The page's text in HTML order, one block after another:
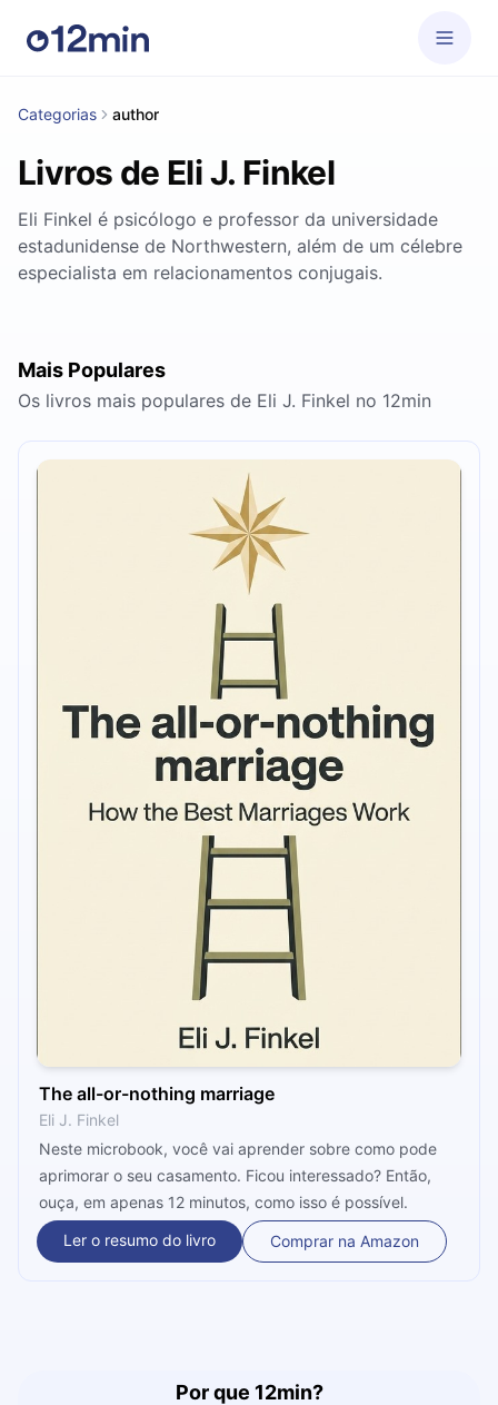
Categorias author
Livros de Eli J. Finkel
Eli Finkel é psicólogo e professor da universidade
estadunidense de Northwestern, além de um célebre
especialista em relacionamentos conjugais.
Mais Populares
Os livros mais populares de Eli J. Finkel no 12min
The all-or-nothing marriage
Eli J. Finkel
Neste microbook, você vai aprender sobre como pode
aprimorar o seu casamento. Ficou interessado? Então,
ouça, em apenas 12 minutos, como isso é possível.
Ler o resumo do livro
Comprar na Amazon
Por que 12min?